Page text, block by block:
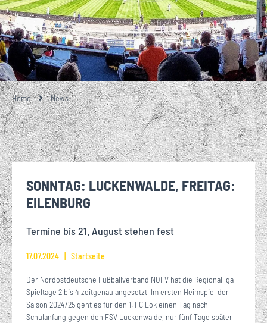
Home News
SONNTAG: LUCKENWALDE, FREITAG:
EILENBURG
Termine bis 21. August stehen fest
17.07.2024 Startseite
Der Nordostdeutsche Fußballverband NOFV hat die Regionalliga-
Spieltage 2 bis 4 zeitgenau angesetzt. Im ersten Heimspiel der
Saison 2024/25 geht es für den 1. FC Lok einen Tag nach
Schulanfang gegen den FSV Luckenwalde, nur fünf Tage später